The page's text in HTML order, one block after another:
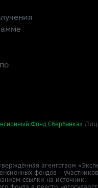
Фонд Сбербанка»
агентством
фондов -
ссылки на источник.